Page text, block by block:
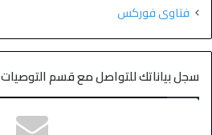
فتاوى فوركس
سجل بياناتك للتواصل مع قسم التوصيات